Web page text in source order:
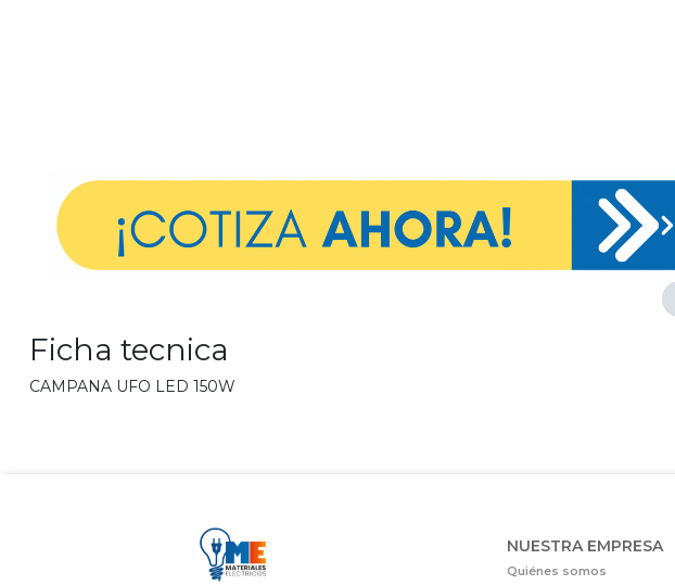
Ficha tecnica
CAMPANA UFO LED 150W
NUESTRA EMPRESA
Quiénes somos